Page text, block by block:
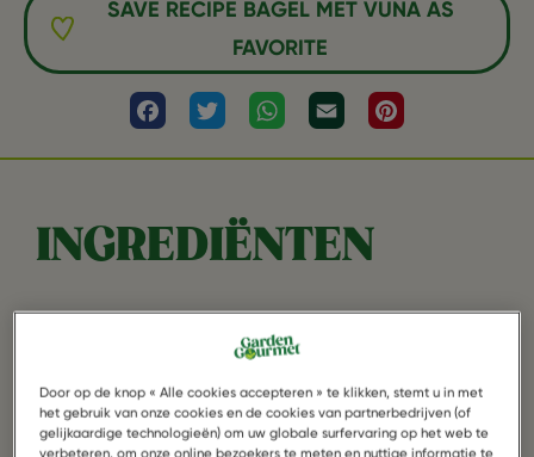
SAVE RECIPE BAGEL MET VUNA AS
FAVORITE
FacebookTwitter WhatsAppEmail
INGREDIËNTEN
Door op de knop « Alle cookies accepteren » te klikken, stemt u in met
het gebruik van onze cookies en de cookies van partnerbedrijven (of
gelijkaardige technologieën) om uw globale surfervaring op het web te
verbeteren, om onze online bezoekers te meten en nuttige informatie te